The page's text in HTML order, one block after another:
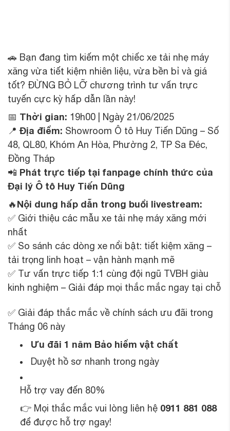
🚗 Bạn đang tìm kiếm một chiếc xe tải nhẹ máy
xăng vừa tiết kiệm nhiên liệu, vừa bền bỉ và giá
tốt? ĐỪNG BỎ LỠ chương trình tư vấn trực
tuyến cực kỳ hấp dẫn lần này!
📅 Thời gian: 19h00 | Ngày 21/06/2025
📍 Địa điểm: Showroom Ô tô Huy Tiến Dũng – Số
48, QL80, Khóm An Hòa, Phường 2, TP Sa Đéc,
Đồng Tháp
📲 Phát trực tiếp tại fanpage chính thức của
Đại lý Ô tô Huy Tiến Dũng
🔥Nội dung hấp dẫn trong buổi livestream:
✅ Giới thiệu các mẫu xe tải nhẹ máy xăng mới
nhất
✅ So sánh các dòng xe nổi bật: tiết kiệm xăng –
tải trọng linh hoạt – vận hành mạnh mẽ
✅ Tư vấn trực tiếp 1:1 cùng đội ngũ TVBH giàu
kinh nghiệm – Giải đáp mọi thắc mắc ngay tại chỗ
✅ Giải đáp thắc mắc về chính sách ưu đãi trong
Tháng 06 này
Ưu đãi 1 năm Bảo hiểm vật chất
Duyệt hồ sơ nhanh trong ngày
Hỗ trợ vay đến 80%
👉 Mọi thắc mắc vui lòng liên hệ 0911 881 088
để được hỗ trợ ngay!